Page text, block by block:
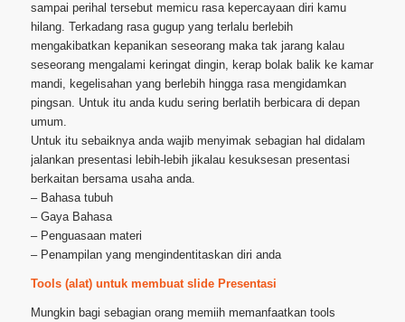
sampai perihal tersebut memicu rasa kepercayaan diri kamu
hilang. Terkadang rasa gugup yang terlalu berlebih
mengakibatkan kepanikan seseorang maka tak jarang kalau
seseorang mengalami keringat dingin, kerap bolak balik ke kamar
mandi, kegelisahan yang berlebih hingga rasa mengidamkan
pingsan. Untuk itu anda kudu sering berlatih berbicara di depan
umum.
Untuk itu sebaiknya anda wajib menyimak sebagian hal didalam
jalankan presentasi lebih-lebih jikalau kesuksesan presentasi
berkaitan bersama usaha anda.
– Bahasa tubuh
– Gaya Bahasa
– Penguasaan materi
– Penampilan yang mengindentitaskan diri anda
Tools (alat) untuk membuat slide Presentasi
Mungkin bagi sebagian orang memiih memanfaatkan tools